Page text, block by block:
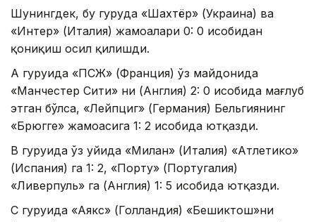
Шунингдек, бу гуруҳда «Шахтёр» (Украина) ва
«Интер» (Италия) жамоалари 0: 0 ҳисобидан
қониқиш ҳосил қилишди.
A гуруҳида «ПСЖ» (Франция) ўз майдонида
«Манчестер Сити» ни (Aнглия) 2: 0 ҳисобида мағлуб
этган бўлса, «Лейпциг» (Германия) Бельгиянинг
«Брюгге» жамоасига 1: 2 ҳисобида ютқазди.
B гуруҳида ўз уйида «Милан» (Италия) «Aтлетико»
(Испания) га 1: 2, «Порту» (Португалия)
«Ливерпуль» га (Aнглия) 1: 5 ҳисобида ютқазди.
C гуруҳида «Aякс» (Голландия) «Бешиктош»ни